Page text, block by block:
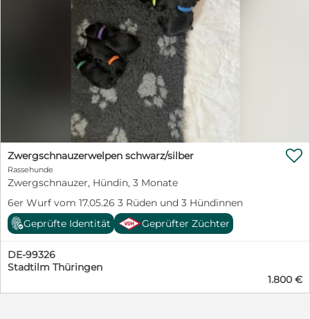
Zwergschnauzerwelpen schwarz/silber
Rassehunde
Zwergschnauzer, Hündin, 3 Monate
6er Wurf vom 17.05.26 3 Rüden und 3 Hündinnen

Geprüfte Identität Geprüfter Züchter
DE-99326
Stadtilm Thüringen
1.800 €